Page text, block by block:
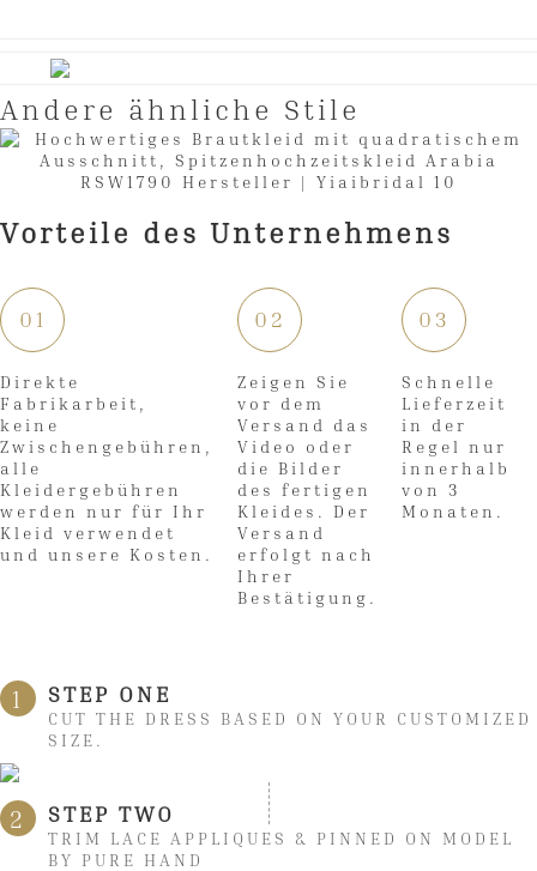
Andere ähnliche Stile
Vorteile des Unternehmens
01
Direkte
Fabrikarbeit,
keine
Zwischengebühren,
alle
Kleidergebühren
werden nur für Ihr
Kleid verwendet
und unsere Kosten.
02
Zeigen Sie
vor dem
Versand das
Video oder
die Bilder
des fertigen
Kleides. Der
Versand
erfolgt nach
Ihrer
Bestätigung.
03
Schnelle
Lieferzeit
in der
Regel nur
innerhalb
von 3
Monaten.
1 STEP ONE
CUT THE DRESS BASED ON YOUR CUSTOMIZED
SIZE.
2 STEP TWO
TRIM LACE APPLIQUES & PINNED ON MODEL
BY PURE HAND